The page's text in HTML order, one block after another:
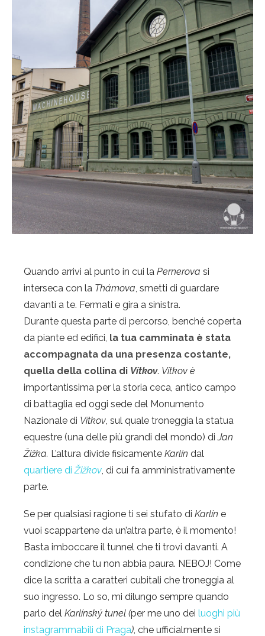
Quando arrivi al punto in cui la Pernerova si
interseca con la Thámova, smetti di guardare
davanti a te. Fermati e gira a sinistra.
Durante questa parte di percorso, benché coperta
da piante ed edifici, la tua camminata è stata
accompagnata da una presenza costante,
quella della collina di Vítkov. Vítkov è
importantissima per la storia ceca, antico campo
di battaglia ed oggi sede del Monumento
Nazionale di Vítkov, sul quale troneggia la statua
equestre (una delle più grandi del mondo) diJan
Žižka. L’altura divide fisicamente Karlín dal
quartiere diŽižkov, di cui fa amministrativamente
parte.
Se per qualsiasi ragione ti sei stufato di Karlín e
vuoi scappartene da un’altra parte, è il momento!
Basta imboccare il tunnel che ti trovi davanti. A
condizione che tu non abbia paura. NEBOJ! Come
dice la scritta a caratteri cubitali che troneggia al
suo ingresso. Lo so, mi dilungo sempre quando
parlo del Karlínský tunel (per me uno dei luoghi più
instagrammabili di Praga) , che ufficialmente si